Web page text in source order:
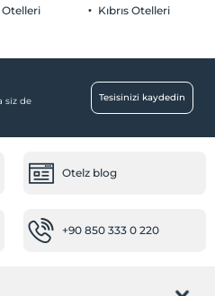
Otelleri Kıbrıs Otelleri
siz de
Tesisinizi kaydedin
Otelz blog
+90 850 333 0 220